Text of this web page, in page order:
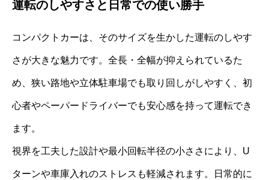
運転のしやすさと日常での使い勝手
コンパクトカーは、そのサイズを生かした運転のしやす
さが大きな魅力です。全長・全幅が抑えられているた
め、狭い路地や立体駐車場でも取り回しがしやすく、初
心者やペーパードライバーでも安心感を持って運転でき
ます。
視界を工夫した設計や最小回転半径の小ささにより、U
ターンや車庫入れのストレスも軽減されます。日常的に